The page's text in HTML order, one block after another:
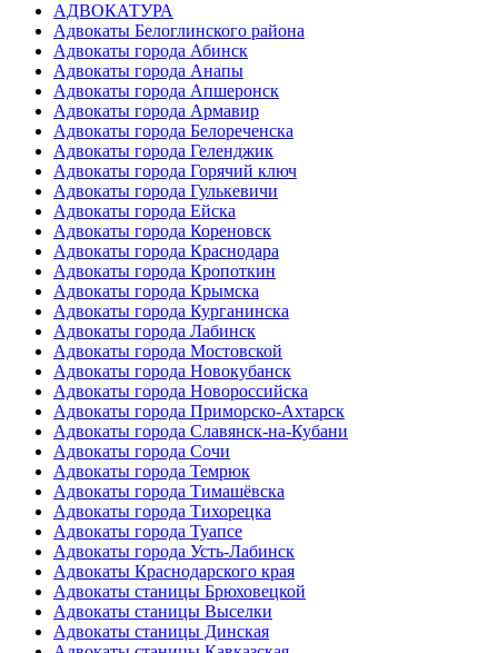
АДВОКАТУРА
Адвокаты Белоглинского района
Адвокаты города Абинск
Адвокаты города Анапы
Адвокаты города Апшеронск
Адвокаты города Армавир
Адвокаты города Белореченска
Адвокаты города Геленджик
Адвокаты города Горячий ключ
Адвокаты города Гулькевичи
Адвокаты города Ейска
Адвокаты города Кореновск
Адвокаты города Краснодара
Адвокаты города Кропоткин
Адвокаты города Крымска
Адвокаты города Курганинска
Адвокаты города Лабинск
Адвокаты города Мостовской
Адвокаты города Новокубанск
Адвокаты города Новороссийска
Адвокаты города Приморско-Ахтарск
Адвокаты города Славянск-на-Кубани
Адвокаты города Сочи
Адвокаты города Темрюк
Адвокаты города Тимашёвска
Адвокаты города Тихорецка
Адвокаты города Туапсе
Адвокаты города Усть-Лабинск
Адвокаты Краснодарского края
Адвокаты станицы Брюховецкой
Адвокаты станицы Выселки
Адвокаты станицы Динская